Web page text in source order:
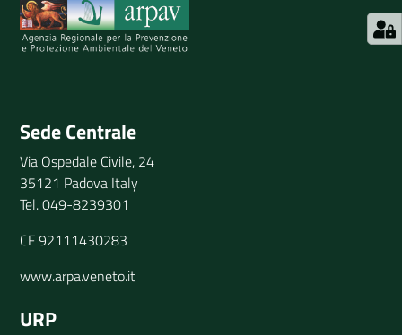
Sede Centrale
Via Ospedale Civile, 24
35121 Padova Italy
Tel. 049-8239301
CF 92111430283
www.arpa.veneto.it
URP